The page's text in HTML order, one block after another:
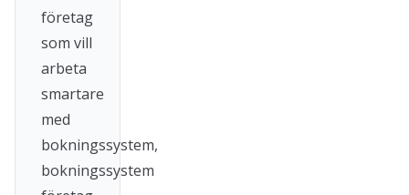
företag
som vill
arbeta
smartare
med
bokningssystem,
bokningssystem